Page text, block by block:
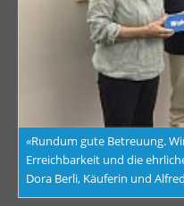
«Rundum gute Betreuung.
Erreichbarkeit und die
Dora Berli, Käuferin und